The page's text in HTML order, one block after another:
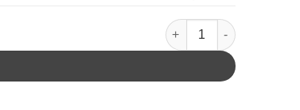
پیداکردن چیکا(شمشاد) عدد